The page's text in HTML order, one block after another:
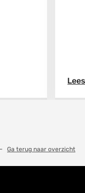
Ga terug naar overzicht